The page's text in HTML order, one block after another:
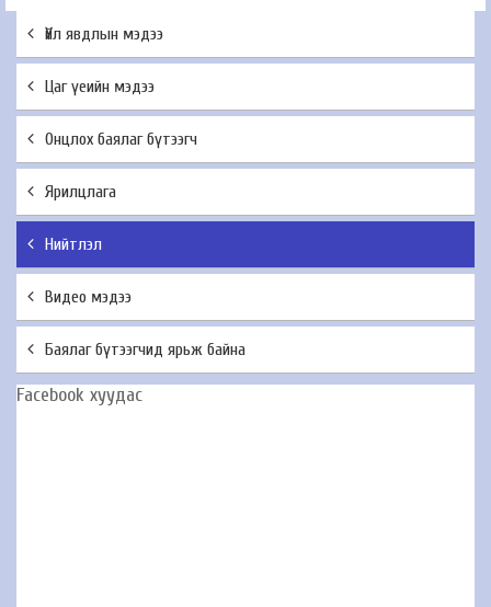
Үйл явдлын мэдээ
Цаг үеийн мэдээ
Онцлох баялаг бүтээгч
Ярилцлага
Нийтлэл
Видео мэдээ
Баялаг бүтээгчид ярьж байна
Facebook хуудас